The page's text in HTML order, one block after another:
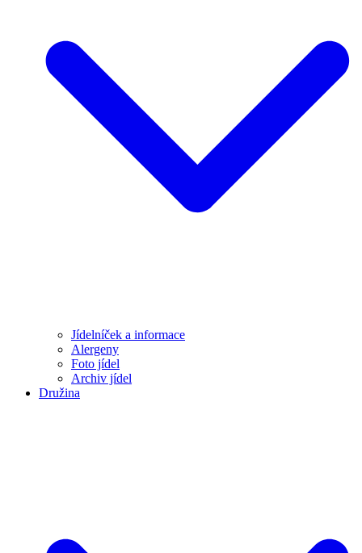
Jídelníček a informace
Alergeny
Foto jídel
Archiv jídel
Družina